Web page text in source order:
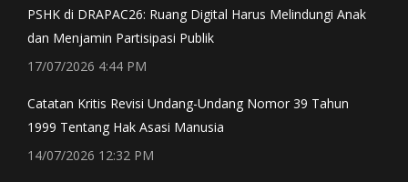
windowwindow
window
PSHK di DRAPAC26: Ruang Digital Harus Melindungi Anak
dan Menjamin Partisipasi Publik
17/07/2026 4:44 PM
Catatan Kritis Revisi Undang-Undang Nomor 39 Tahun
1999 Tentang Hak Asasi Manusia
14/07/2026 12:32 PM